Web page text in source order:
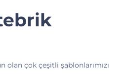
olan çok çeşitli şablonlarımızı